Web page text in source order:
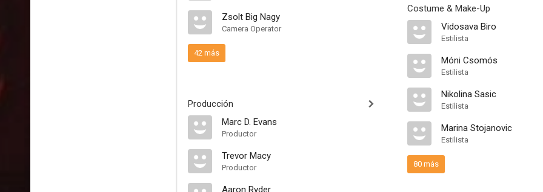
Zsolt Big Nagy
Camera Operator
42 más
Producción
Marc D. Evans
Productor
Trevor Macy
Productor
Aaron Ryder
Costume & Make-Up
Vidosava Biro
Estilista
Móni Csomós
Estilista
Nikolina Sasic
Estilista
Marina Stojanovic
Estilista
80 más